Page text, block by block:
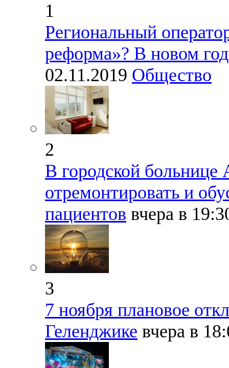
1
Региональный
реформа»? В новом
02.11.2019 Общество
2
В городской
отремонтировать и
пациентов вчера в
3
7 ноября плановое
Геленджике вчера в